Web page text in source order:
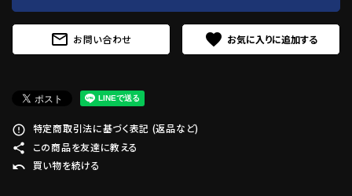
mail_outline お問い合わせ favorite
error_outline 特定商取引法に基づく表記 (返品など)
share この商品を友達に教える
undo 買い物を続ける